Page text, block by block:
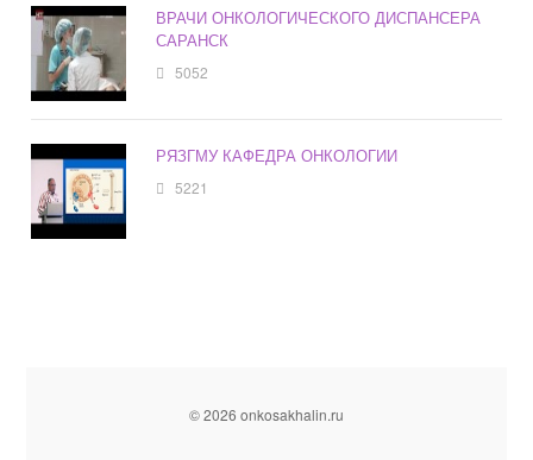
ВРАЧИ ОНКОЛОГИЧЕСКОГО ДИСПАНСЕРА
САРАНСК
5052
РЯЗГМУ КАФЕДРА ОНКОЛОГИИ
5221
© 2026 onkosakhalin.ru